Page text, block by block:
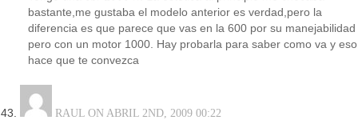
bastante,me gustaba el modelo anterior es verdad,pero la
diferencia es que parece que vas en la 600 por su manejabilidad
pero con un motor 1000. Hay probarla para saber como va y eso
hace que te convezca
RAUL ON ABRIL 2ND, 2009 00:22